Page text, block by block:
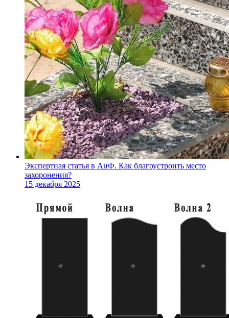
Экспертная статья в АиФ. Как благоустроить место
захоронения?
15 декабря 2025